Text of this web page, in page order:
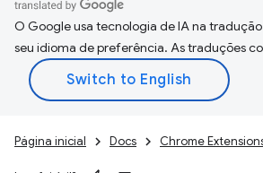
O Google usa tecnologia de IA na
seu idioma de preferência. As traduções
Página inicial Docs Chrome